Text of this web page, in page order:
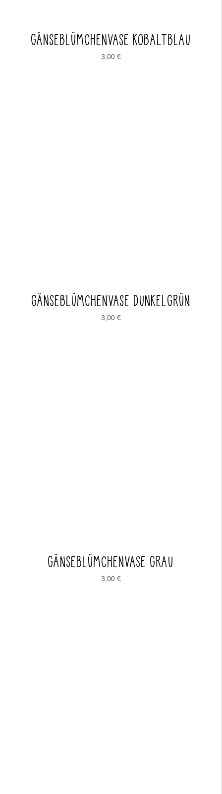
GÄNSEBLÜMCHENVASE KOBALTBLAU
3,00 €
GÄNSEBLÜMCHENVASE DUNKELGRÜN
3,00 €
GÄNSEBLÜMCHENVASE GRAU
3,00 €